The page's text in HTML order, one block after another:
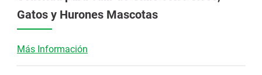
Gatos y Hurones Mascotas
Más Información